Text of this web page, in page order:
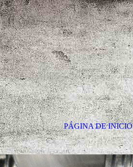
PÁGINA DE INICIO